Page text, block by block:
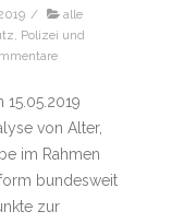
/
alle
, Polizei und
15.05.2019
von Alter,
im Rahmen
bundesweit
zur